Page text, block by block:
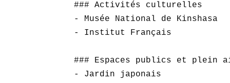
### Activités culturelles
- Musée National de Kinshasa
- Institut Français
### Espaces publics et plein
- Jardin japonais